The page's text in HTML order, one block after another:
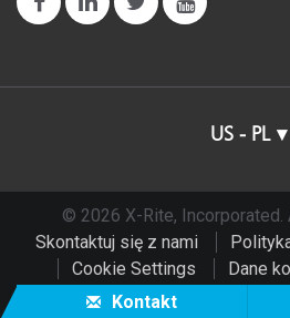
US - PL
© 2026 X-Rite, Incorporated.
Skontaktuj się z nami
Cookie Settings
Dane
użytkowania
Do Not
Kontakt